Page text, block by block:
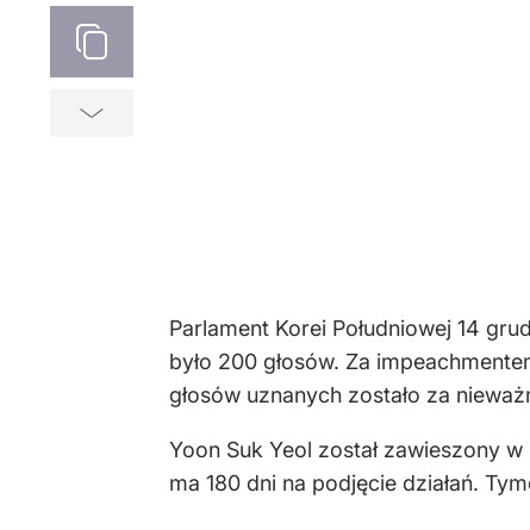
Parlament Korei Południowej 14
było 200 głosów. Za
głosów uznanych zostało za
Yoon Suk Yeol został zawieszony
ma 180 dni na podjęcie działań.